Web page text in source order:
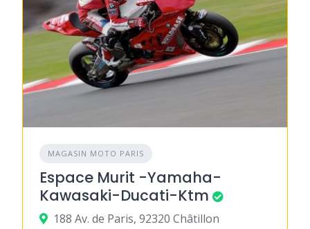
MAGASIN MOTO PARIS
Espace Murit -Yamaha-
Kawasaki-Ducati-Ktm
188 Av. de Paris, 92320 Châtillon